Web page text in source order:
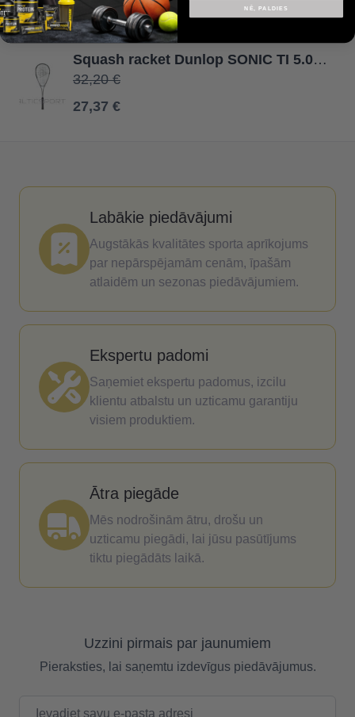
Squash racket Dunlop SONIC TI 5.0 195g beginners
32,20 €
27,37 €
Labākie piedāvājumi
Augstākās kvalitātes sporta aprīkojums
par nepārspējamām cenām, īpašām
atlaidēm un sezonas piedāvājumiem.
Ekspertu padomi
Saņemiet ekspertu padomus, izcilu
klientu atbalstu un uzticamu garantiju
visiem produktiem.
Ātra piegāde
Mēs nodrošinām ātru, drošu un
uzticamu piegādi, lai jūsu pasūtījums
tiktu piegādāts laikā.
Uzzini pirmais par jaunumiem
Pieraksties, lai saņemtu izdevīgus piedāvājumus.
NĒ, PALDIES